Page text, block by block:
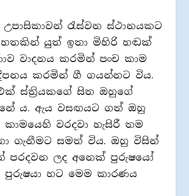
රැස්වන ස්ථානයකට
යුත් ඉතා මිහිරි හඬක්
වාදනය කරමින් පංච කාම
කරමින් ගී ගයන්නට විය.
ස්ත්‍රියකගේ සිත ඔහුගේ
ය. ඇය වසඟයට ගත් ඔහු
වරදවා හැසිරී තම
ගැනීමට සමත් විය. ඔහු විසින්
පරදවන ලද අනෙක් පුරුෂයෝ
පුරුෂයා හට මෙම කාරණය